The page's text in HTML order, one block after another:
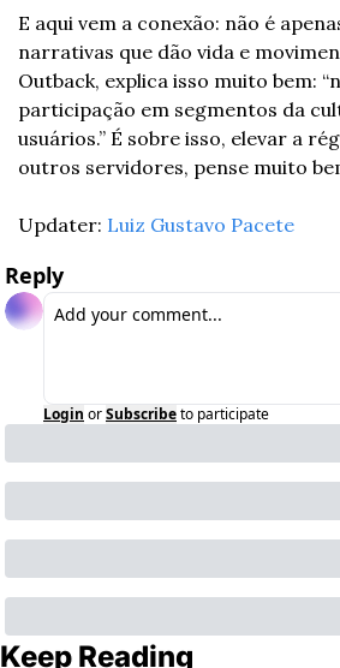
E aqui vem a conexão: não é
narrativas que dão vida e
Outback, explica isso muito bem:
participação em segmentos da
usuários.” É sobre isso, elevar a
outros servidores, pense muito
Updater: Luiz Gustavo Pacete
Reply
Login orSubscribeto participate
Keep Reading